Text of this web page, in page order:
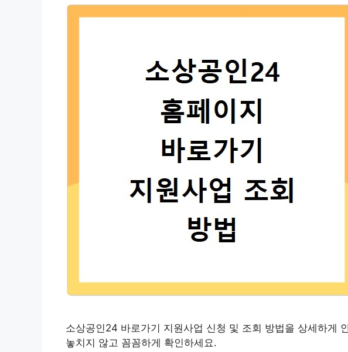
소상공인24 바로가기 지원사업 신청 및 조회 방법을 상세하게
놓치지 않고 꼼꼼하게 확인하세요.